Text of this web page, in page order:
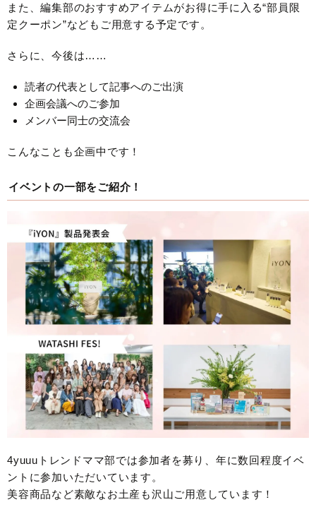
また、編集部のおすすめアイテムがお得に手に入る“部員限
定クーポン”などもご用意する予定です。
さらに、今後は……
読者の代表として記事へのご出演
企画会議へのご参加
メンバー同士の交流会
こんなことも企画中です！
イベントの一部をご紹介！
4yuuuトレンドママ部では参加者を募り、年に数回程度イベ
ントに参加いただいています。
美容商品など素敵なお土産も沢山ご用意しています！